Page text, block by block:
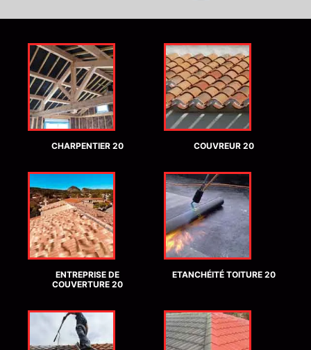
CHARPENTIER 20 COUVREUR 20
ENTREPRISE DE
COUVERTURE 20
ETANCHÉITÉ TOITURE 20